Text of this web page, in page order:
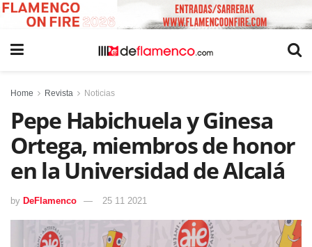
Home Revista Noticias
Pepe Habichuela y Ginesa
Ortega, miembros de honor
en la Universidad de Alcalá
by DeFlamenco 25 11 2021